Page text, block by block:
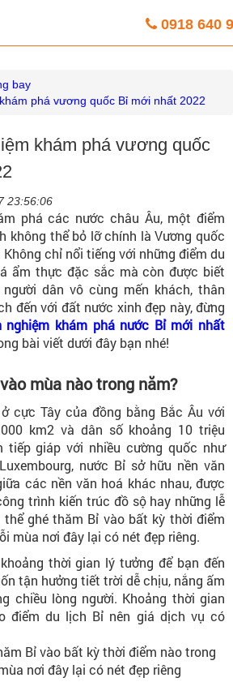
0918 640
bay
phá vương quốc Bỉ mới nhất 2022
khám phá vương quốc
23:56:06
phá các nước châu Âu, một điểm
không thể bỏ lỡ chính là Vương quốc
chỉ nổi tiếng với những điểm du
ẩm thực đặc sắc mà còn được biết
dân vô cùng mến khách, thân
đến với đất nước xinh đẹp này, đừng
nghiệm khám phá nước Bỉ mới nhất
bài viết dưới đây bạn nhé!
mùa nào trong năm?
cực Tây của đồng bằng Bắc Âu với
km2 và dân số khoảng 10 triệu
tiếp giáp với nhiều cường quốc như
nước Bỉ sở hữu nền văn
các nền văn hoá khác nhau, được
trình kiến trúc đồ sộ hay những lễ
ghé thăm Bỉ vào bất kỳ thời điểm
mùa nơi đây lại có nét đẹp riêng.
thời gian lý tưởng để bạn đến
tận hưởng tiết trời dễ chịu, nắng ấm
chiều lòng người. Khoảng thời gian
điểm du lịch Bỉ nên giá dịch vụ có